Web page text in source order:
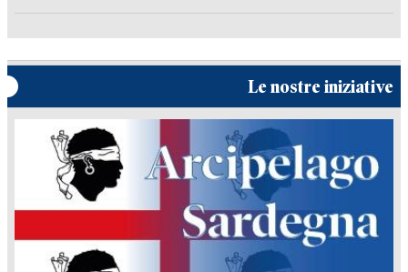
Le nostre iniziative